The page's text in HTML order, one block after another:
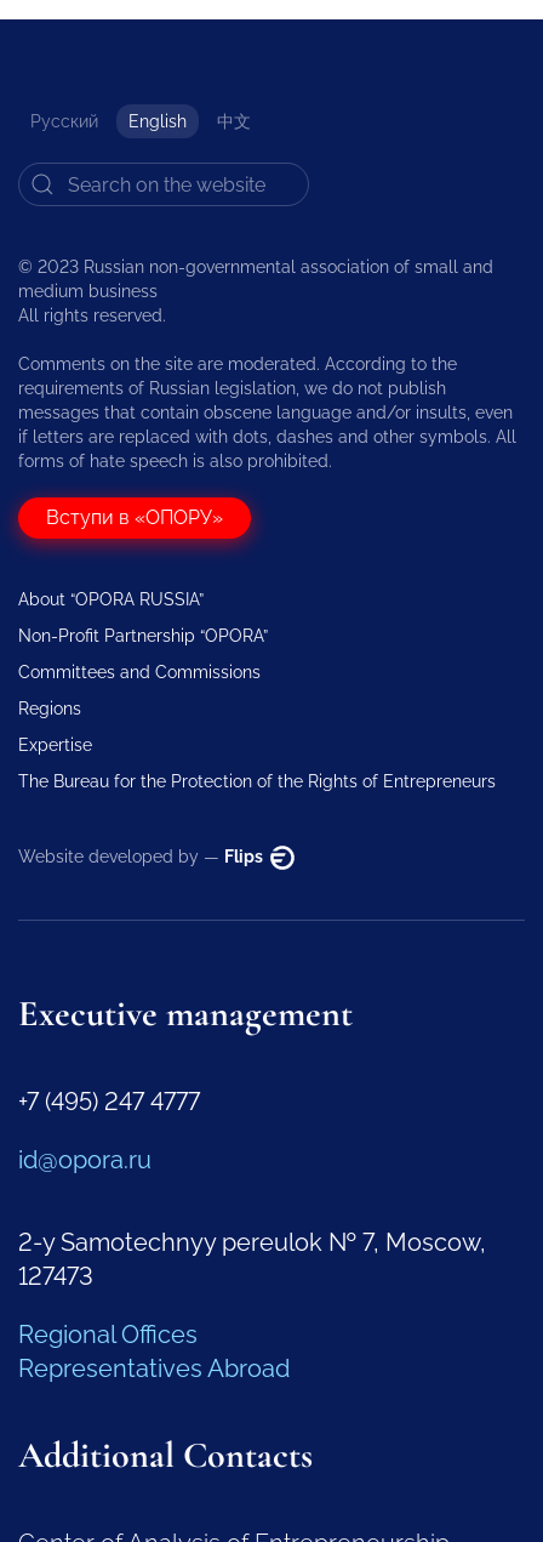
Русский English 中文
© 2023 Russian non-governmental association of small and
medium business
All rights reserved.
Comments on the site are moderated. According to the
requirements of Russian legislation, we do not publish
messages that contain obscene language and/or insults, even
if letters are replaced with dots, dashes and other symbols. All
forms of hate speech is also prohibited.
Вступи в «ОПОРУ»
About “OPORA RUSSIA”
Non-Profit Partnership “OPORA”
Committees and Commissions
Regions
Expertise
The Bureau for the Protection of the Rights of Entrepreneurs
Website developed by — Flips
Executive management
+7 (495) 247 4777
id@opora.ru
2-y Samotechnyy pereulok № 7, Moscow,
127473
Regional Offices
Representatives Abroad
Additional Contacts